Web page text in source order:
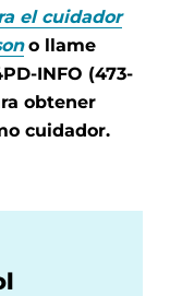
el cuidador
o llame
INFO (473-
obtener
cuidador.